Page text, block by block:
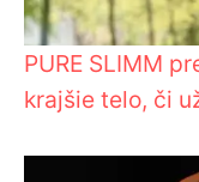
PURE SLIMM
krajšie telo, či